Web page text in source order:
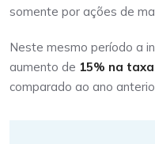
somente por ações de
Neste mesmo período a
aumento de 15% na
comparado ao ano